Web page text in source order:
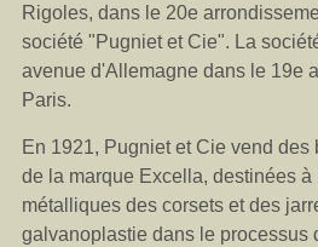
Rigoles, dans le 20e
société "Pugniet et Cie". La
avenue d'Allemagne dans le 19e
Paris.
En 1921, Pugniet et Cie vend
de la marque Excella, destinées
métalliques des corsets et des
galvanoplastie dans le processus